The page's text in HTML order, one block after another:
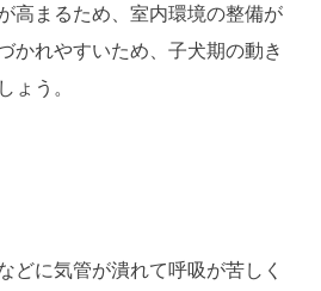
高まるため、室内環境の整備が
かれやすいため、子犬期の動き
ょう。
どに気管が潰れて呼吸が苦しく